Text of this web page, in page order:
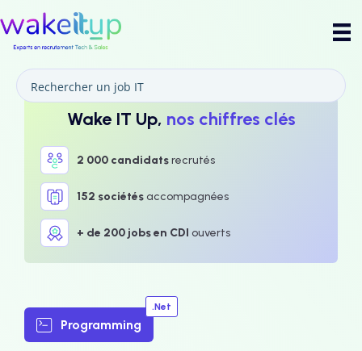
Wake IT Up, nos chiffres clés
2 000 candidatsrecrutés
152 sociétésaccompagnées
+ de 200 jobs en CDI ouverts
Programming
.Net